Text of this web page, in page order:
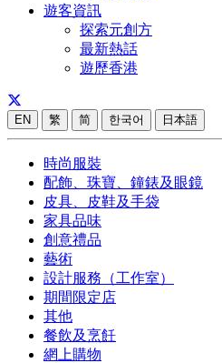
遊客資訊
探索元創方
最新熱話
遊歷香港
EN 繁 简 한국어 日本語
時尚服裝
配飾、珠寶、鐘錶及眼鏡
皮具、皮鞋及手袋
家具品味
創意禮品
藝術
設計服務（工作室）
期間限定店
其他
餐飲及烹飪
網上購物